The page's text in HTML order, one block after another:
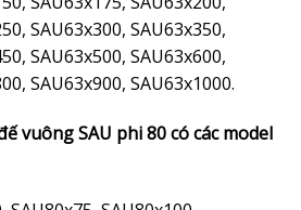
SAU63x300, SAU63x350,
SAU63x500, SAU63x600,
SAU63x900, SAU63x1000.
vuông SAU phi 80 có các model